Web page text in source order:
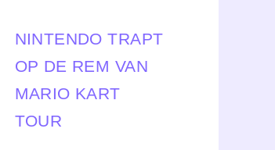
NINTENDO TRAPT
OP DE REM VAN
MARIO KART
TOUR